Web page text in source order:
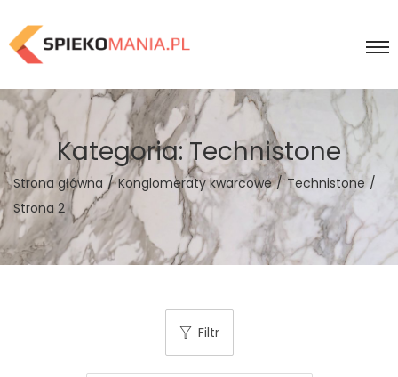
Kategoria:Technistone
Strona główna / Konglomeraty kwarcowe / Technistone /
Strona 2
Filtr